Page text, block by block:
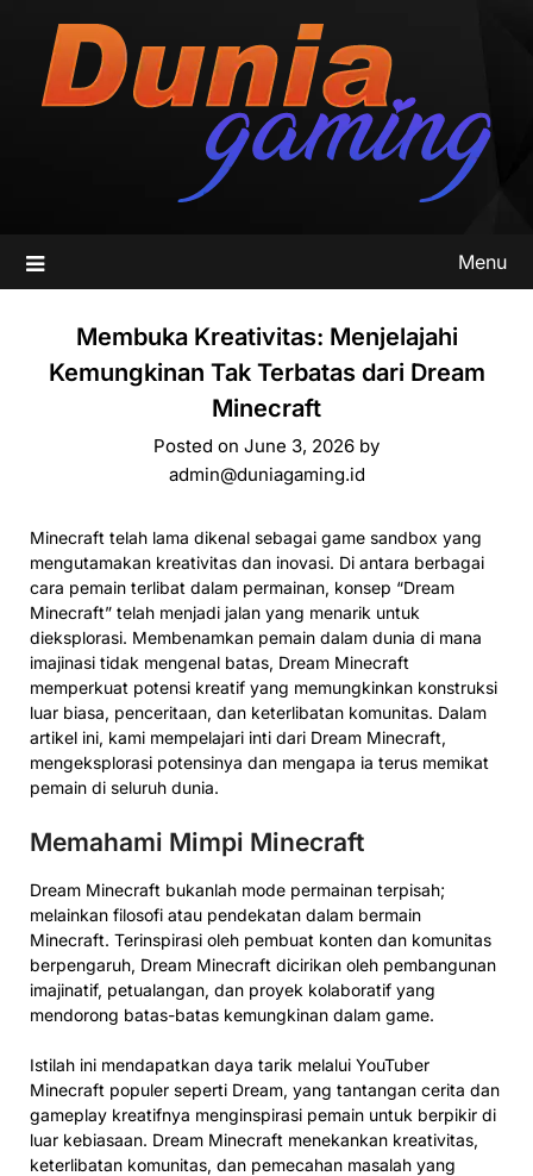
content
Menu
Membuka Kreativitas: Menjelajahi
Kemungkinan Tak Terbatas dari Dream
Minecraft
Posted on June 3, 2026 by
admin@duniagaming.id
Minecraft telah lama dikenal sebagai game sandbox yang
mengutamakan kreativitas dan inovasi. Di antara berbagai
cara pemain terlibat dalam permainan, konsep “Dream
Minecraft” telah menjadi jalan yang menarik untuk
dieksplorasi. Membenamkan pemain dalam dunia di mana
imajinasi tidak mengenal batas, Dream Minecraft
memperkuat potensi kreatif yang memungkinkan konstruksi
luar biasa, penceritaan, dan keterlibatan komunitas. Dalam
artikel ini, kami mempelajari inti dari Dream Minecraft,
mengeksplorasi potensinya dan mengapa ia terus memikat
pemain di seluruh dunia.
Memahami Mimpi Minecraft
Dream Minecraft bukanlah mode permainan terpisah;
melainkan filosofi atau pendekatan dalam bermain
Minecraft. Terinspirasi oleh pembuat konten dan komunitas
berpengaruh, Dream Minecraft dicirikan oleh pembangunan
imajinatif, petualangan, dan proyek kolaboratif yang
mendorong batas-batas kemungkinan dalam game.
Istilah ini mendapatkan daya tarik melalui YouTuber
Minecraft populer seperti Dream, yang tantangan cerita dan
gameplay kreatifnya menginspirasi pemain untuk berpikir di
luar kebiasaan. Dream Minecraft menekankan kreativitas,
keterlibatan komunitas, dan pemecahan masalah yang